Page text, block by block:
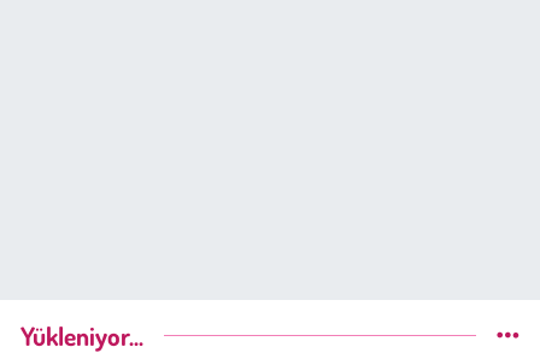
Yükleniyor...